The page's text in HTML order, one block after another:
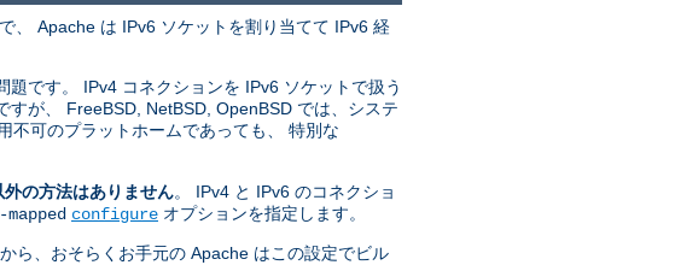
、 Apache は IPv6 ソケットを割り当てて IPv6 経
です。 IPv4 コネクションを IPv6 ソケットで扱う
が、 FreeBSD, NetBSD, OpenBSD では、システ
不可のプラットホームであっても、 特別な
外の方法はありません。 IPv4 と IPv6 のコネクショ
configure オプションを指定します。
ら、おそらくお手元の Apache はこの設定でビル